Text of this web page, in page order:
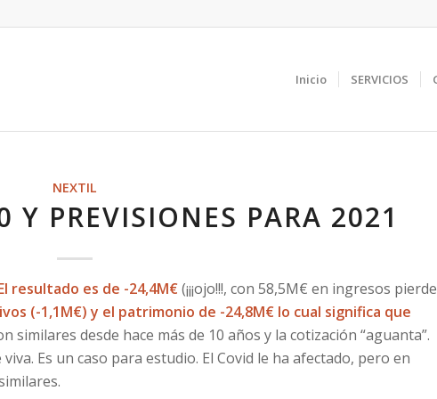
Inicio SERVICIOS
NEXTIL
PREVISIONES PARA 2021
resultado es de -24,4M€(¡¡¡ojo!!!, con 58,5M€ en ingresos pierde
(-1,1M€) y el patrimonio de -24,8M€ lo cual significa que
similares desde hace más de 10 años y la cotización “aguanta”.
Es un caso para estudio. El Covid le ha afectado, pero en